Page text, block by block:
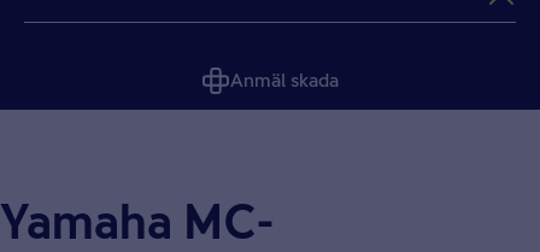
Anmäl skada
Yamaha MC-